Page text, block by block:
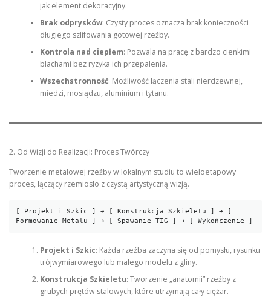
jak element dekoracyjny.
Brak odprysków: Czysty proces oznacza brak konieczności
długiego szlifowania gotowej rzeźby.
Kontrola nad ciepłem: Pozwala na pracę z bardzo cienkimi
blachami bez ryzyka ich przepalenia.
Wszechstronność: Możliwość łączenia stali nierdzewnej,
miedzi, mosiądzu, aluminium i tytanu.
2. Od Wizji do Realizacji: Proces Twórczy
Tworzenie metalowej rzeźby w lokalnym studiu to wieloetapowy
proces, łączący rzemiosło z czystą artystyczną wizją.
[ Projekt i Szkic ] ➔ [ Konstrukcja Szkieletu ] ➔ [
Projekt i Szkic: Każda rzeźba zaczyna się od pomysłu, rysunku
trójwymiarowego lub małego modelu z gliny.
Konstrukcja Szkieletu: Tworzenie „anatomii” rzeźby z
grubych prętów stalowych, które utrzymają cały ciężar.